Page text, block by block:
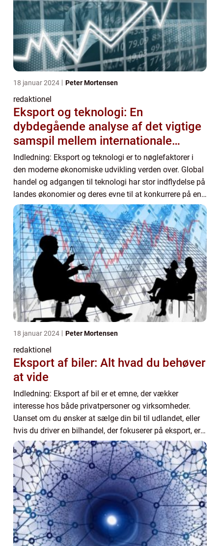
18 januar 2024 Peter Mortensen
redaktionel
Eksport og teknologi: En
dybdegående analyse af det vigtige
samspil mellem internationale
handelsaktiviteter og moderne
teknologier
Indledning: Eksport og teknologi er to nøglefaktorer i
den moderne økonomiske udvikling verden over. Global
handel og adgangen til teknologi har stor indflydelse på
landes økonomier og deres evne til at konkurrere på en
international scene. Denne art...
18 januar 2024 Peter Mortensen
redaktionel
Eksport af biler: Alt hvad du behøver
at vide
Indledning: Eksport af bil er et emne, der vækker
interesse hos både privatpersoner og virksomheder.
Uanset om du ønsker at sælge din bil til udlandet, eller
hvis du driver en bilhandel, der fokuserer på eksport, er
der flere vigtige faktorer, du ska...